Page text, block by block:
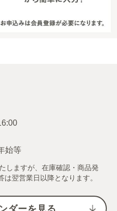
始等
ますが、在庫確認・商品発
翌営業日以降となります。
ダーを見る